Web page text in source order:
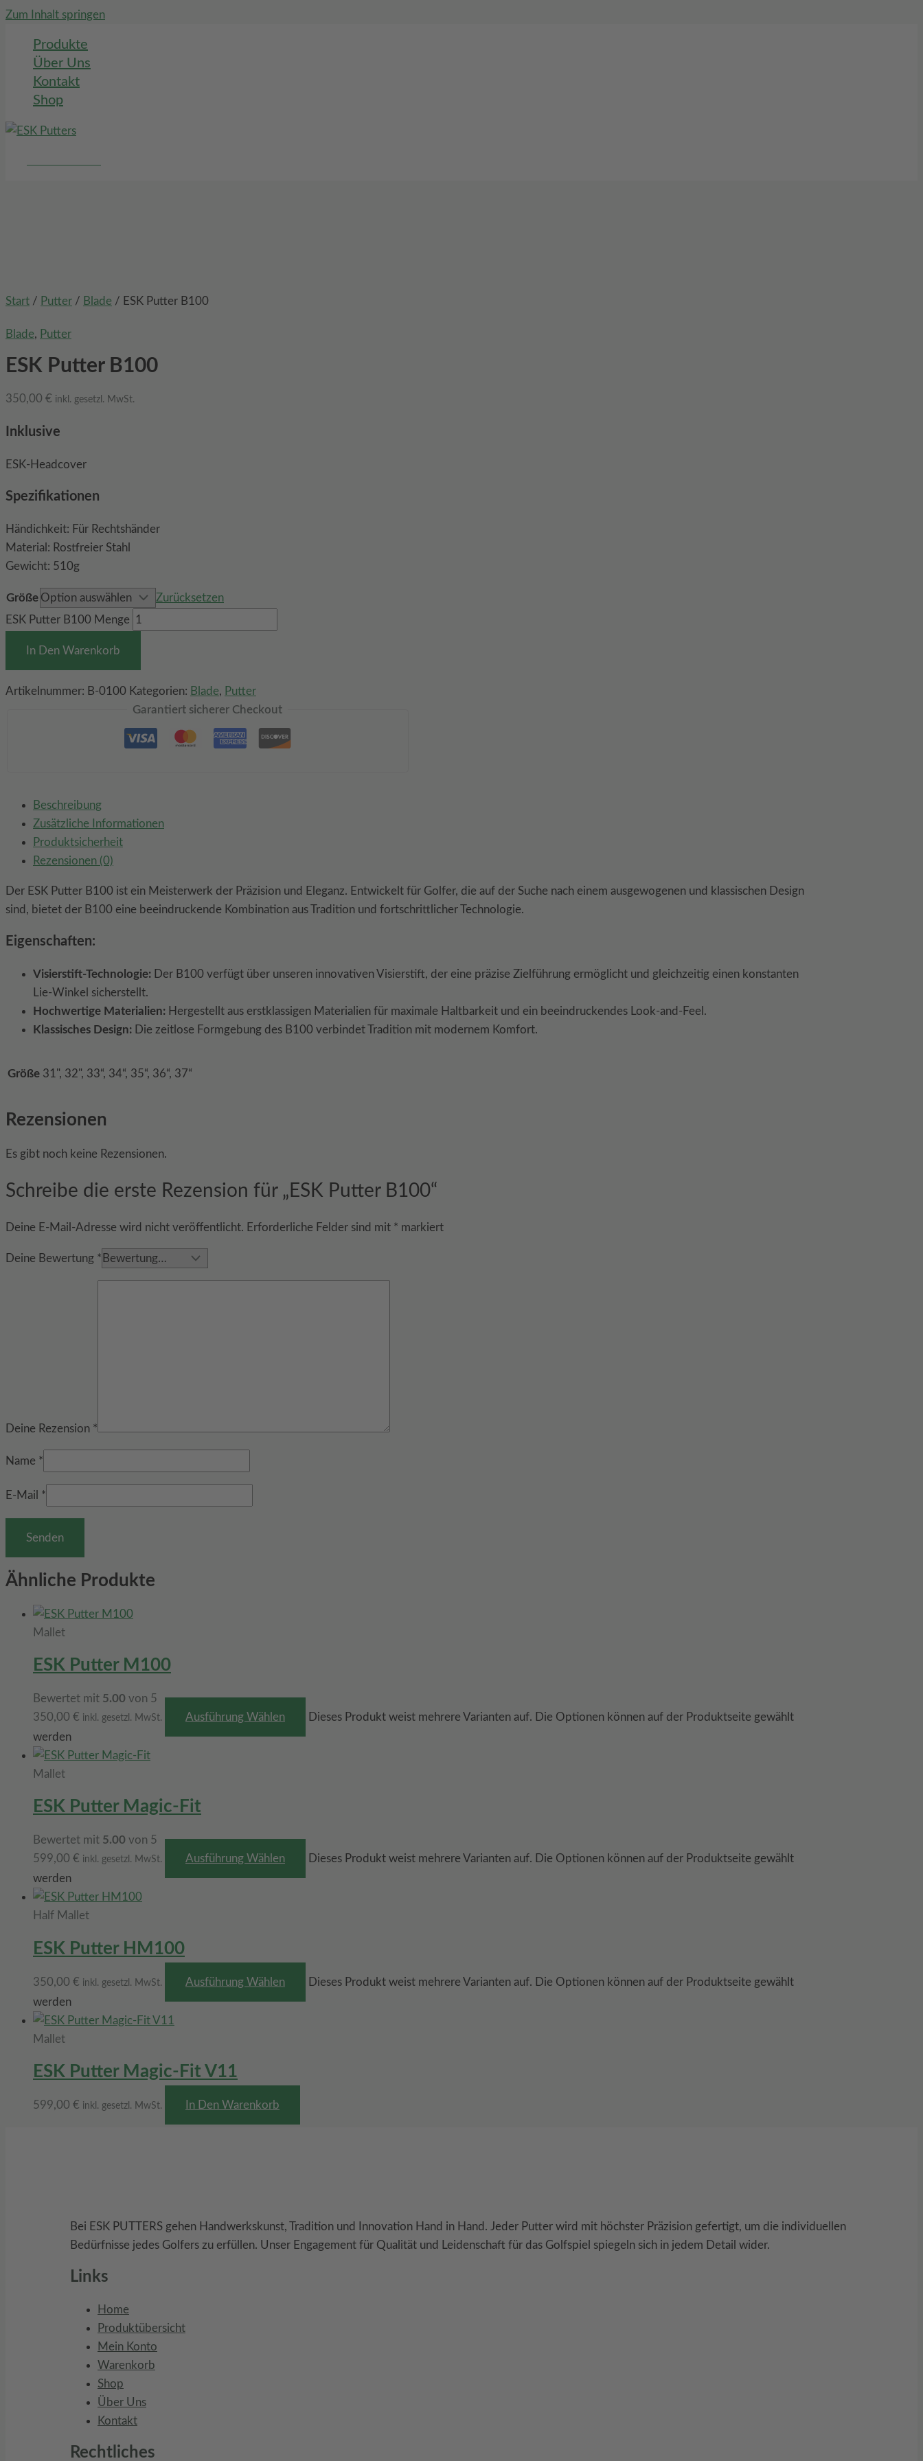
Zum Inhalt springen
Produkte
Über Uns
Kontakt
Shop
Start / Putter / Blade / ESK Putter B100
Blade, Putter
ESK Putter B100
350,00 € inkl. gesetzl. MwSt.
Inklusive
ESK-Headcover
Spezifikationen
Händichkeit: Für Rechtshänder
Material: Rostfreier Stahl
Gewicht: 510g
Größe
Zurücksetzen
ESK Putter B100 Menge
In Den Warenkorb
Artikelnummer: B-0100 Kategorien: Blade, Putter
Garantiert sicherer Checkout
Beschreibung
Zusätzliche Informationen
Produktsicherheit
Rezensionen (0)
Der ESK Putter B100 ist ein Meisterwerk der Präzision und Eleganz. Entwickelt für Golfer, die auf der Suche nach einem ausgewogenen und klassischen Design
sind, bietet der B100 eine beeindruckende Kombination aus Tradition und fortschrittlicher Technologie.
Eigenschaften:
Visierstift-Technologie: Der B100 verfügt über unseren innovativen Visierstift, der eine präzise Zielführung ermöglicht und gleichzeitig einen konstanten
Lie-Winkel sicherstellt.
Hochwertige Materialien: Hergestellt aus erstklassigen Materialien für maximale Haltbarkeit und ein beeindruckendes Look-and-Feel.
Klassisches Design: Die zeitlose Formgebung des B100 verbindet Tradition mit modernem Komfort.
Größe 31", 32", 33“, 34“, 35“, 36“, 37“
Rezensionen
Es gibt noch keine Rezensionen.
Schreibe die erste Rezension für „ESK Putter B100“
Deine E-Mail-Adresse wird nicht veröffentlicht. Erforderliche Felder sind mit * markiert
Deine Bewertung *
Deine Rezension *
Name *
E-Mail *
Ähnliche Produkte
Mallet
ESK Putter M100
Bewertet mit 5.00 von 5
350,00 € inkl. gesetzl. MwSt. Ausführung Wählen
Dieses Produkt weist mehrere Varianten auf. Die Optionen können auf der Produktseite gewählt
werden
Mallet
ESK Putter Magic-Fit
Bewertet mit 5.00 von 5
599,00 € inkl. gesetzl. MwSt. Ausführung Wählen
Dieses Produkt weist mehrere Varianten auf. Die Optionen können auf der Produktseite gewählt
werden
Half Mallet
ESK Putter HM100
350,00 € inkl. gesetzl. MwSt. Ausführung Wählen
Dieses Produkt weist mehrere Varianten auf. Die Optionen können auf der Produktseite gewählt
werden
Mallet
ESK Putter Magic-Fit V11
599,00 € inkl. gesetzl. MwSt. In Den Warenkorb
Bei ESK PUTTERS gehen Handwerkskunst, Tradition und Innovation Hand in Hand. Jeder Putter wird mit höchster Präzision gefertigt, um die individuellen
Bedürfnisse jedes Golfers zu erfüllen. Unser Engagement für Qualität und Leidenschaft für das Golfspiel spiegeln sich in jedem Detail wider.
Links
Home
Produktübersicht
Mein Konto
Warenkorb
Shop
Über Uns
Kontakt
Rechtliches